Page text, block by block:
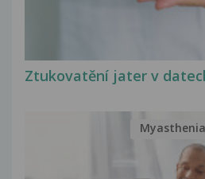
Ztukovatění jater v